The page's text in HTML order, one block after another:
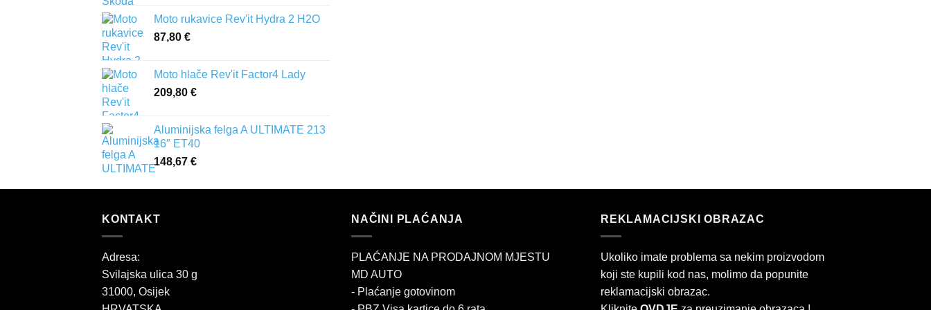
Moto rukavice Rev'it Hydra 2 H2O
87,80 €
Moto hlače Rev'it Factor4 Lady
209,80 €
Aluminijska felga A ULTIMATE 213
16″ ET40
148,67 €
KONTAKT
Adresa:
Svilajska ulica 30 g
31000, Osijek
NAČINI PLAĆANJA
PLAĆANJE NA PRODAJNOM MJESTU
MD AUTO
- Plaćanje gotovinom
REKLAMACIJSKI OBRAZAC
Ukoliko imate problema sa nekim proizvodom
koji ste kupili kod nas, molimo da popunite
reklamacijski obrazac.